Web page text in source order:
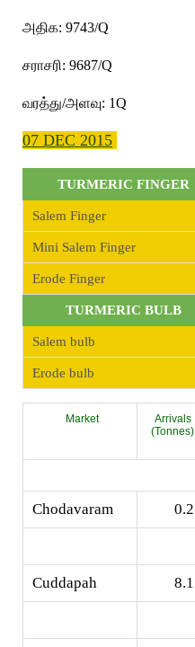
அதிக: 9743/Q
சராசரி: 9687/Q
வரத்து/அளவு: 1Q
07 DEC 2015
TURMERIC FINGER
Salem Finger
Mini Salem Finger
Erode Finger
TURMERIC BULB
Salem bulb
Erode bulb
Market
Arrivals
(Tonnes)
Chodavaram 0.2
Cuddapah 8.1